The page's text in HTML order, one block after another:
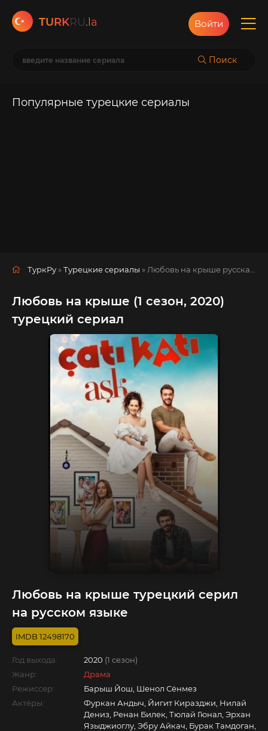
TURKRU.la
Поиск
Войти
Популярные турецкие сериалы
ТуркРу »Турецкие сериалы » Любовь на крыше русская озвучка смотреть полностью онлайн!
Любовь на крыше (1 сезон, 2020)
турецкий сериал
Любовь на крыше турецкий серил
на русском языке
12498170
Год выхода: 2020 (1 сезон)
Жанр:
Драма
Режиссер:
Барыш Йош, Шенол Сёнмез
Актёры:
Фуркан Андыч, Йигит Киразджи, Нилай
Дениз, Ренан Билек, Тюлай Гюнал, Эрхан
Языджиоглу, Эбру Айкач, Бурак Тамдоган,